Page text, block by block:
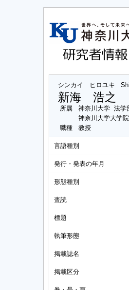
シンカイ ヒロユキ
新海 浩之
所属
神奈川大学 法学
神奈川大学大学
職種
教授
言語種別
発行・発表の年月
形態種別
査読
標題
執筆形態
掲載誌名
掲載区分